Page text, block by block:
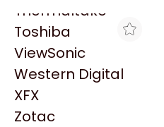
Thermaltake
Toshiba
ViewSonic
Western Digital
XFX
Zotac